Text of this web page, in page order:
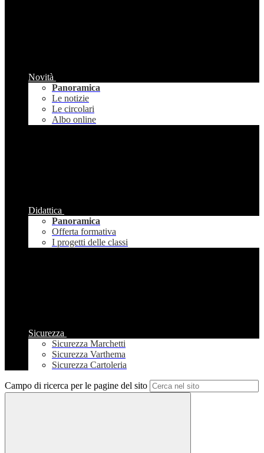
Novità
Panoramica
Le notizie
Le circolari
Albo online
Didattica
Panoramica
Offerta formativa
I progetti delle classi
Sicurezza
Sicurezza Marchetti
Sicurezza Varthema
Sicurezza Cartoleria
Campo di ricerca per le pagine del sito